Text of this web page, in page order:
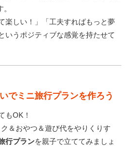
楽しい！」「工夫すればもっと夢
いうポジティブな感覚を持たせて
でミニ旅行プランを作ろう
もOK！
ク＆おやつ＆遊び代をやりくりす
行プランを親子で立ててみましょ